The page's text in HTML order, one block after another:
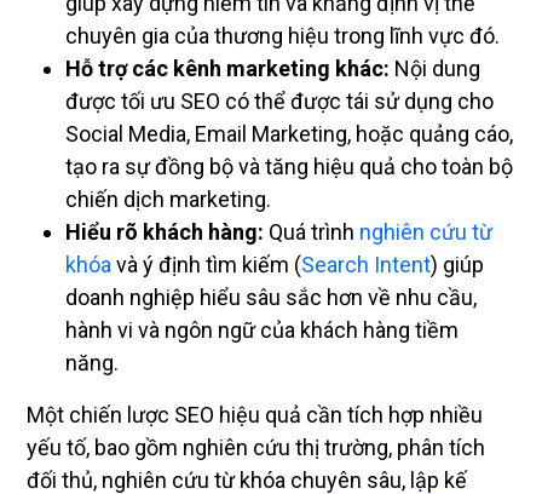
chuyên gia của thương hiệu trong lĩnh vực đó.
Hỗ trợ các kênh marketing khác: Nội dung
được tối ưu SEO có thể được tái sử dụng cho
Social Media, Email Marketing, hoặc quảng cáo,
tạo ra sự đồng bộ và tăng hiệu quả cho toàn bộ
chiến dịch marketing.
Hiểu rõ khách hàng: Quá trình nghiên cứu từ
khóa và ý định tìm kiếm (Search Intent) giúp
doanh nghiệp hiểu sâu sắc hơn về nhu cầu,
hành vi và ngôn ngữ của khách hàng tiềm
năng.
Một chiến lược SEO hiệu quả cần tích hợp nhiều
yếu tố, bao gồm nghiên cứu thị trường, phân tích
đối thủ, nghiên cứu từ khóa chuyên sâu, lập kế